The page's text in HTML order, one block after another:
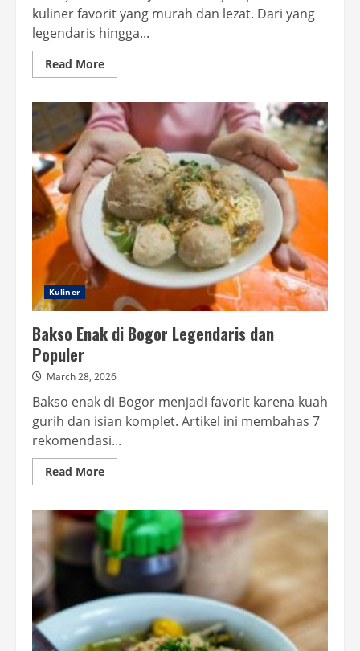
kuliner favorit yang murah dan lezat. Dari yang
legendaris hingga...
Read MoreRead
more
Ayam
Kaki
Lima
Jakarta
Paling
Enak
dan
Murah
Kuliner
Bakso Enak di Bogor Legendaris dan
Populer
March 28, 2026
Bakso enak di Bogor menjadi favorit karena kuah
gurih dan isian komplet. Artikel ini membahas 7
rekomendasi...
Read MoreRead
more
Enak
di
Bogor
Legendaris
dan
Populer